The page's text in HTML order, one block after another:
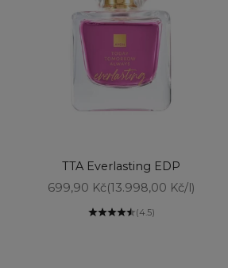
TTA Everlasting EDP
Prodejní cena
699,90 Kč(13.998,00 Kč/l)
(4.5)